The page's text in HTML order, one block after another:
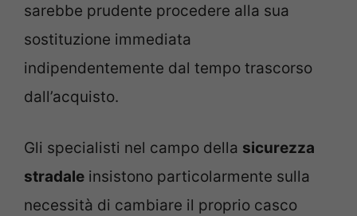
sarebbe prudente procedere alla sua
sostituzione immediata
indipendentemente dal tempo trascorso
dall’acquisto.
Gli specialisti nel campo della sicurezza
stradale insistono particolarmente sulla
necessità di cambiare il proprio casco